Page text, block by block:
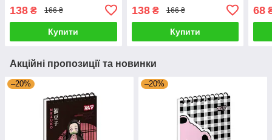
138 ₴ 166 ₴
Купити
138₴ 166 ₴
Купити
68
Акційні пропозиції та новинки
–20% –20%